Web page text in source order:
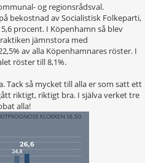
og regionsrådsval.
bekostnad av Socialistisk Folkeparti,
procent. I Köpenhamn så blev
jämnstora med
av alla Köpenhamnares röster. I
röster till 8,1%.
Tack så mycket till alla er som satt ett
riktigt, riktigt bra. I själva verket tre
alla!